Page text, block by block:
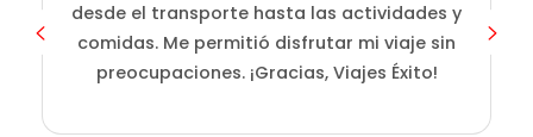
desde el transporte hasta las actividades y
comidas. Me permitió disfrutar mi viaje sin
preocupaciones. ¡Gracias, Viajes Éxito!